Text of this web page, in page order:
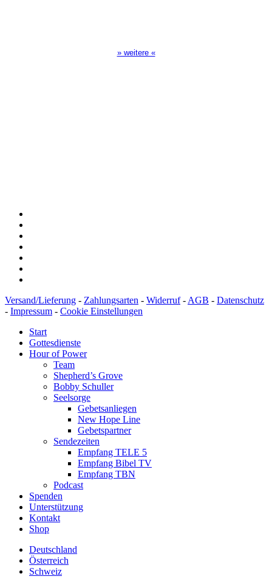
» weitere «
Versand/Lieferung - Zahlungsarten - Widerruf- AGB - Datenschutz
- Impressum - Cookie Einstellungen
Start
Gottesdienste
Hour of Power
Team
Shepherd’s Grove
Bobby Schuller
Seelsorge
Gebetsanliegen
New Hope Line
Gebetspartner
Sendezeiten
Empfang TELE 5
Empfang Bibel TV
Empfang TBN
Podcast
Spenden
Unterstützung
Kontakt
Shop
Deutschland
Österreich
Schweiz